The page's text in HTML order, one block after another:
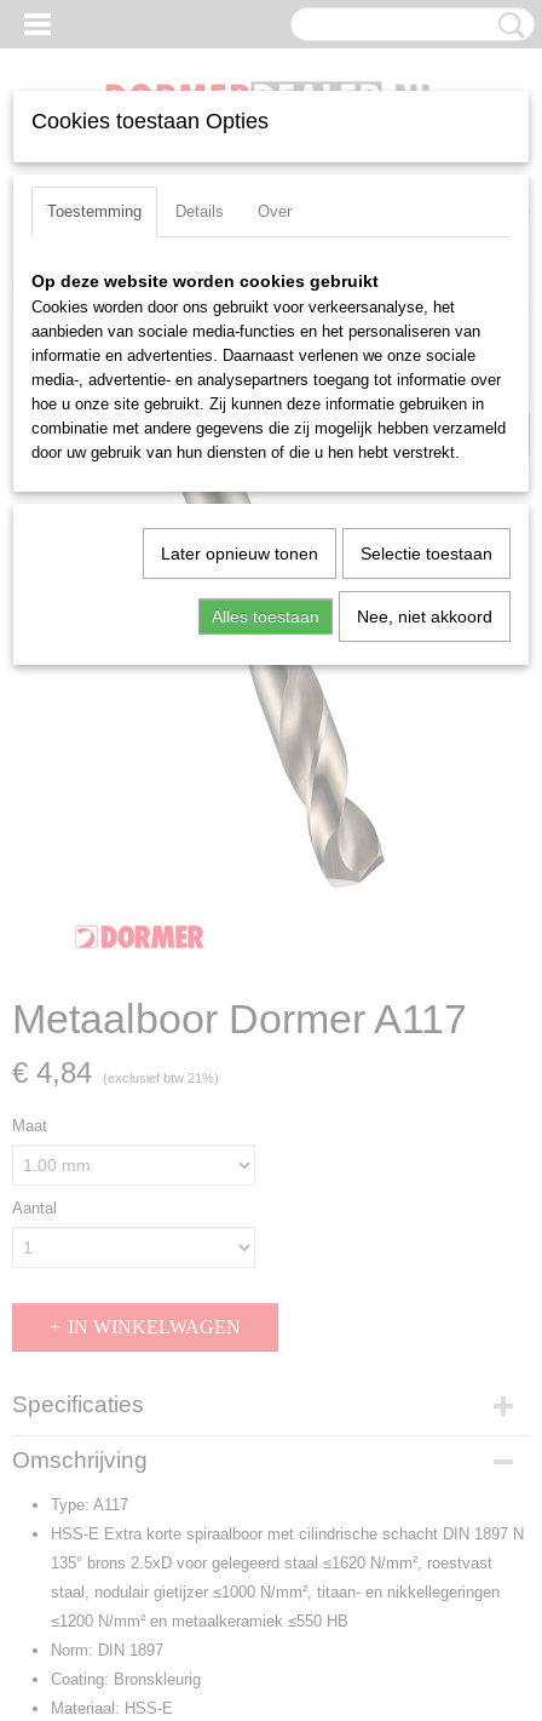
Inloggen Registreren UW WINKELWAGEN
Home >Boren>Spiraalboren>Metaalboor Dormer A117
Kobalt kort
Metaalboor Dormer A117
€ 4,84 (exclusief btw 21%)
Maat
Aantal
IN WINKELWAGEN
Specificaties
Productcode
A117
Omschrijving
Type: A117
HSS-E Extra korte spiraalboor met cilindrische schacht DIN 1897 N
135° brons 2.5xD voor gelegeerd staal ≤1620 N/mm², roestvast
staal, nodulair gietijzer ≤1000 N/mm², titaan- en nikkellegeringen
≤1200 N/mm² en metaalkeramiek ≤550 HB
Norm: DIN 1897
Coating: Bronskleurig
Materiaal: HSS-E
Cookies toestaan Opties
Toestemming Details Over
Op deze website worden cookies gebruikt
Cookies worden door ons gebruikt voor verkeersanalyse, het
aanbieden van sociale media-functies en het personaliseren van
informatie en advertenties. Daarnaast verlenen we onze sociale
media-, advertentie- en analysepartners toegang tot informatie over
hoe u onze site gebruikt. Zij kunnen deze informatie gebruiken in
combinatie met andere gegevens die zij mogelijk hebben verzameld
door uw gebruik van hun diensten of die u hen hebt verstrekt.
Later opnieuw tonen Selectie toestaan
Alles toestaan Nee, niet akkoord